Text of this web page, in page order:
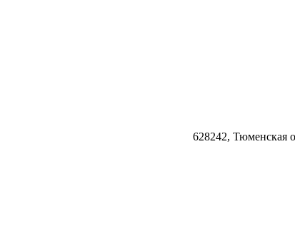
628242, Тюменская